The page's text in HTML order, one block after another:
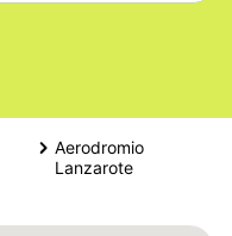
Aerodromio
Lanzarote